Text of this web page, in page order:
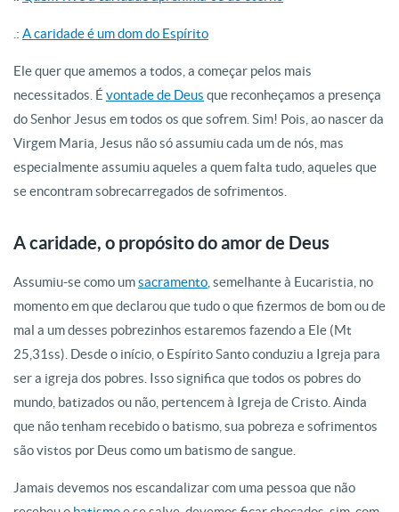
.: A caridade é um dom do Espírito
Ele quer que amemos a todos, a começar pelos mais
necessitados. É vontade de Deus que reconheçamos a presença
do Senhor Jesus em todos os que sofrem. Sim! Pois, ao nascer da
Virgem Maria, Jesus não só assumiu cada um de nós, mas
especialmente assumiu aqueles a quem falta tudo, aqueles que
se encontram sobrecarregados de sofrimentos.
A caridade, o propósito do amor de Deus
Assumiu-se como umsacramento , semelhante à Eucaristia, no
momento em que declarou que tudo o que fizermos de bom ou de
mal a um desses pobrezinhos estaremos fazendo a Ele (Mt
25,31ss). Desde o início, o Espírito Santo conduziu a Igreja para
ser a igreja dos pobres. Isso significa que todos os pobres do
mundo, batizados ou não, pertencem à Igreja de Cristo. Ainda
que não tenham recebido o batismo, sua pobreza e sofrimentos
são vistos por Deus como um batismo de sangue.
Jamais devemos nos escandalizar com uma pessoa que não